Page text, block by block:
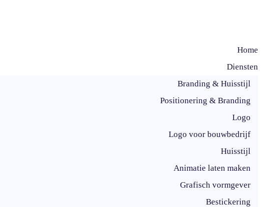
Home
Diensten
Branding & Huisstijl
Positionering & Branding
Logo
Logo voor bouwbedrijf
Huisstijl
Animatie laten maken
Grafisch vormgever
Bestickering